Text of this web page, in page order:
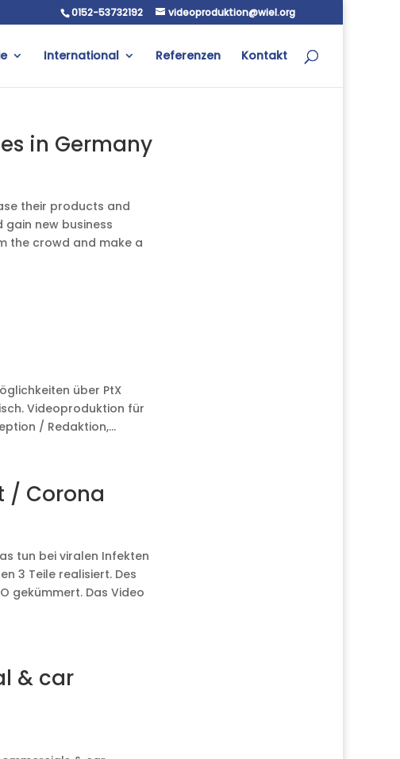
0152-53732192 videoproduktion@wiel.org
International Referenzen Kontakt
in Germany
their products and
new business
the crowd and make a
über PtX
Videoproduktion für
/ Redaktion,...
/ Corona
tun bei viralen Infekten
3 Teile realisiert. Des
gekümmert. Das Video
& car